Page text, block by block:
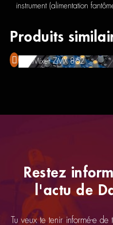
instrument (alimentation
Produits
Alto Mixer ZMX 862
Restez
l'actu de
Tu veux te tenir informé-e